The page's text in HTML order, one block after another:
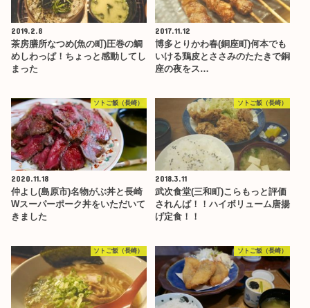
2019.2.8
茶房膳所なつめ(魚の町)圧巻の鯛
めしわっぱ！ちょっと感動してし
まった
2017.11.12
博多とりかわ春(銅座町)何本でも
いける鶏皮とささみのたたきで銅
座の夜をス…
ソトご飯（長崎）
2020.11.18
仲よし(島原市)名物がぶ丼と長崎
Wスーパーポーク丼をいただいて
きました
ソトご飯（長崎）
2018.3.11
武次食堂(三和町)こらもっと評価
されんば！！ハイボリューム唐揚
げ定食！！
ソトご飯（長崎） ソトご飯（長崎）